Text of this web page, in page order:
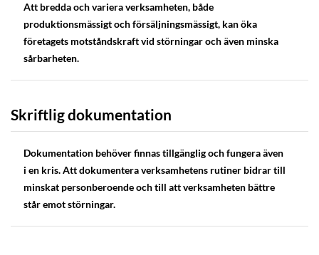
Att bredda och variera verksamheten, både
produktionsmässigt och försäljningsmässigt, kan öka
företagets motståndskraft vid störningar och även minska
sårbarheten.
Skriftlig dokumentation
Dokumentation behöver finnas tillgänglig och fungera även
i en kris. Att dokumentera verksamhetens rutiner bidrar till
minskat personberoende och till att verksamheten bättre
står emot störningar.